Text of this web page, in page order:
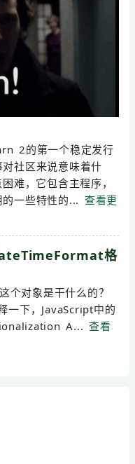
2的第一个稳定发行
社区来说意味着什
难，它包含主程序，
一些特性的... 查看更
格
个对象是干什么的？
一下，JavaScript中的
A... 查看